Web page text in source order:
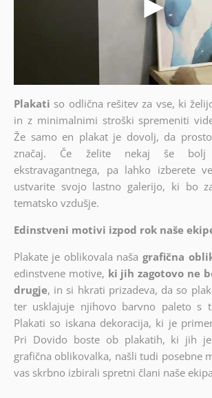
Plakati so odlična rešitev za vse, ki
in z minimalnimi stroški spremeniti
Že samo en plakat je dovolj, da
značaj. Če želite nekaj še bolj
ekstravagantnega, pa lahko izberete
ustvarite svojo lastno galerijo, ki bo
tematsko vzdušje.
Edinstveni motivi izpod rok naše
Plakate je oblikovala naša grafična
edinstvene motive, ki jih zagotovo ne
drugje, in si hkrati prizadeva, da so
ter usklajuje njihovo barvno paleto s
Plakati so iskana dekoracija, ki je
Pri Dovido boste ob plakatih, ki jih je
grafična oblikovalka, našli tudi posebne
vas skrbno izbirali spretni člani naše